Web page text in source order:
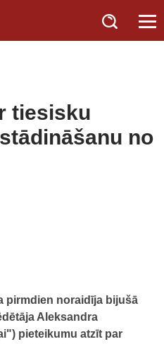
tiesisku
no
pirmdien noraidīja bijušā
Aleksandra
pieteikumu atzīt par